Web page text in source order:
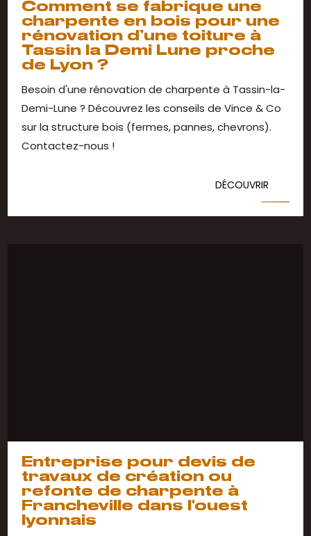
Comment se fabrique une
charpente en bois pour une
rénovation d’une toiture à
Tassin la Demi Lune proche
de Lyon ?
Besoin d'une rénovation de charpente à Tassin-la-
Demi-Lune ? Découvrez les conseils de Vince & Co
sur la structure bois (fermes, pannes, chevrons).
Contactez-nous !
DÉCOUVRIR
Entreprise pour devis de
travaux de création ou
refonte de charpente à
Francheville dans l'ouest
lyonnais